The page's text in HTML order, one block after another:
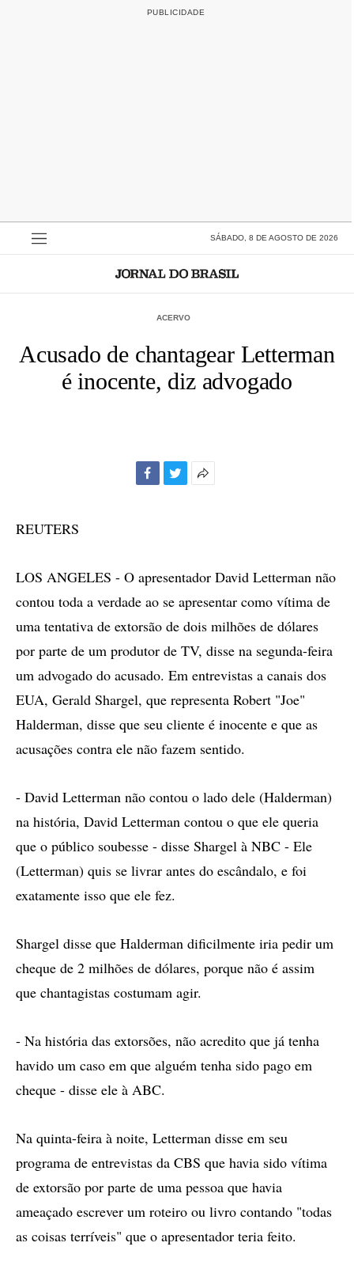
SÁBADO, 8 DE AGOSTO DE 2026
ACERVO
Acusado de chantagear Letterman
é inocente, diz advogado
REUTERS
LOS ANGELES - O apresentador David Letterman não
contou toda a verdade ao se apresentar como vítima de
uma tentativa de extorsão de dois milhões de dólares
por parte de um produtor de TV, disse na segunda-feira
um advogado do acusado. Em entrevistas a canais dos
EUA, Gerald Shargel, que representa Robert "Joe"
Halderman, disse que seu cliente é inocente e que as
acusações contra ele não fazem sentido.
- David Letterman não contou o lado dele (Halderman)
na história, David Letterman contou o que ele queria
que o público soubesse - disse Shargel à NBC - Ele
(Letterman) quis se livrar antes do escândalo, e foi
exatamente isso que ele fez.
Shargel disse que Halderman dificilmente iria pedir um
cheque de 2 milhões de dólares, porque não é assim
que chantagistas costumam agir.
- Na história das extorsões, não acredito que já tenha
havido um caso em que alguém tenha sido pago em
cheque - disse ele à ABC.
Na quinta-feira à noite, Letterman disse em seu
programa de entrevistas da CBS que havia sido vítima
de extorsão por parte de uma pessoa que havia
ameaçado escrever um roteiro ou livro contando "todas
as coisas terríveis" que o apresentador teria feito.